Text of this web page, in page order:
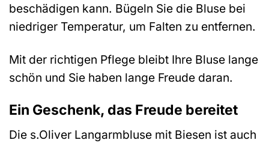
beschädigen kann. Bügeln Sie die Bluse bei
niedriger Temperatur, um Falten zu entfernen.
Mit der richtigen Pflege bleibt Ihre Bluse lange
schön und Sie haben lange Freude daran.
Ein Geschenk, das Freude bereitet
Die s.Oliver Langarmbluse mit Biesen ist auch